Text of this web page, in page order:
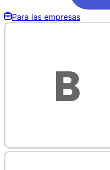
Para las empresas